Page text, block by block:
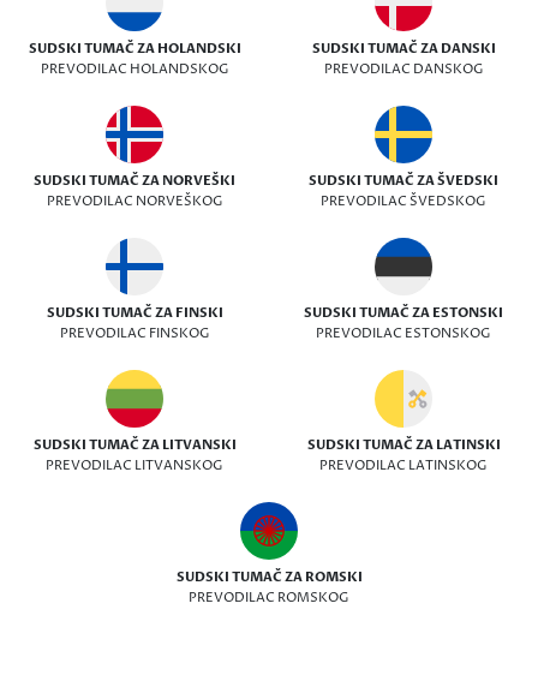
SUDSKI TUMAČ ZA HOLANDSKI
PREVODILAC HOLANDSKOG
SUDSKI TUMAČ ZA DANSKI
PREVODILAC DANSKOG
SUDSKI TUMAČ ZA NORVEŠKI
PREVODILAC NORVEŠKOG
SUDSKI TUMAČ ZA ŠVEDSKI
PREVODILAC ŠVEDSKOG
SUDSKI TUMAČ ZA FINSKI
PREVODILAC FINSKOG
SUDSKI TUMAČ ZA ESTONSKI
PREVODILAC ESTONSKOG
SUDSKI TUMAČ ZA LITVANSKI
PREVODILAC LITVANSKOG
SUDSKI TUMAČ ZA LATINSKI
PREVODILAC LATINSKOG
SUDSKI TUMAČ ZA ROMSKI
PREVODILAC ROMSKOG